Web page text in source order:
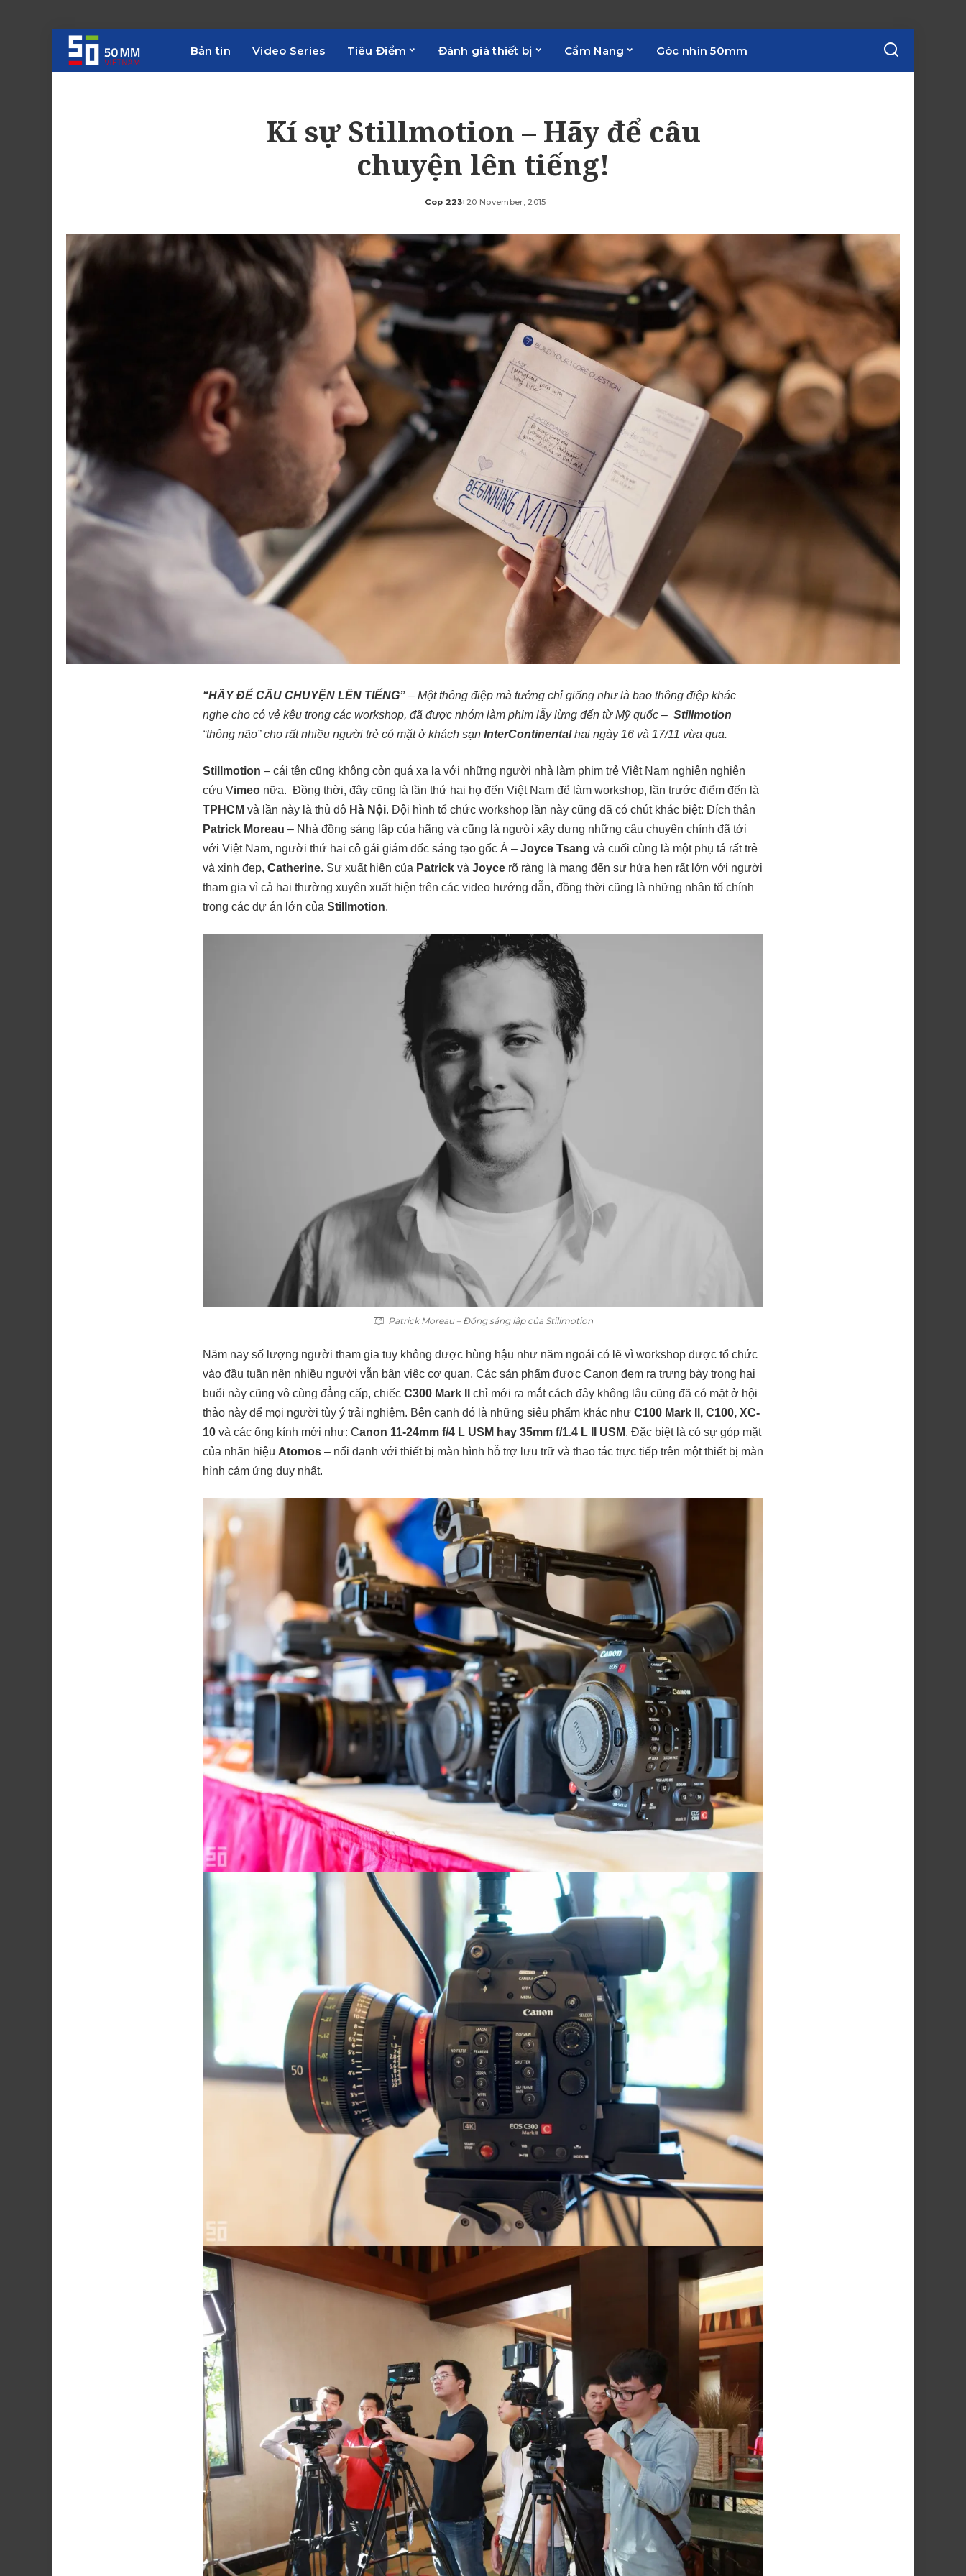
Bản tin Video Series Tiêu Điểm Đánh giá thiết bị Cẩm Nang Góc nhìn 50mm
Kí sự Stillmotion – Hãy để câu
chuyện lên tiếng!
Posted
Cop 223 20 November, 2015
“HÃY ĐỂ CÂU CHUYỆN LÊN TIẾNG” – Một thông điệp mà tưởng chỉ giống như là bao thông điệp khác
nghe cho có vẻ kêu trong các workshop, đã được nhóm làm phim lẫy lừng đến từ Mỹ quốc – Stillmotion
“thông não” cho rất nhiều người trẻ có mặt ở khách sạn InterContinentalhai ngày 16 và 17/11 vừa qua.
Stillmotion – cái tên cũng không còn quá xa lạ với những người nhà làm phim trẻ Việt Nam nghiện nghiên
cứu Vimeo nữa. Đồng thời, đây cũng là lần thứ hai họ đến Việt Nam để làm workshop, lần trước điểm đến là
TPHCM và lần này là thủ đô Hà Nội. Đội hình tổ chức workshop lần này cũng đã có chút khác biệt: Đích thân
Patrick Moreau – Nhà đồng sáng lập của hãng và cũng là người xây dựng những câu chuyện chính đã tới
với Việt Nam, người thứ hai cô gái giám đốc sáng tạo gốc Á – Joyce Tsang và cuối cùng là một phụ tá rất trẻ
và xinh đẹp, Catherine. Sự xuất hiện của Patrick và Joyce rõ ràng là mang đến sự hứa hẹn rất lớn với người
tham gia vì cả hai thường xuyên xuất hiện trên các video hướng dẫn, đồng thời cũng là những nhân tố chính
trong các dự án lớn của Stillmotion.
Patrick Moreau – Đồng sáng lập của Stillmotion
Năm nay số lượng người tham gia tuy không được hùng hậu như năm ngoái có lẽ vì workshop được tổ chức
vào đầu tuần nên nhiều người vẫn bận việc cơ quan. Các sản phẩm được Canon đem ra trưng bày trong hai
buổi này cũng vô cùng đẳng cấp, chiếc C300 Mark II
chỉ mới ra mắt cách đây không lâu cũng đã có mặt ở hội
thảo này để mọi người tùy ý trải nghiệm. Bên cạnh đó là những siêu phẩm khác như C100 Mark II, C100, XC-
10 và các ống kính mới như: Canon 11-24mm f/4 L USM hay 35mm f/1.4 L II USM. Đặc biệt là có sự góp mặt
của nhãn hiệu Atomos – nổi danh với thiết bị màn hình hỗ trợ lưu trữ và thao tác trực tiếp trên một thiết bị màn
hình cảm ứng duy nhất.